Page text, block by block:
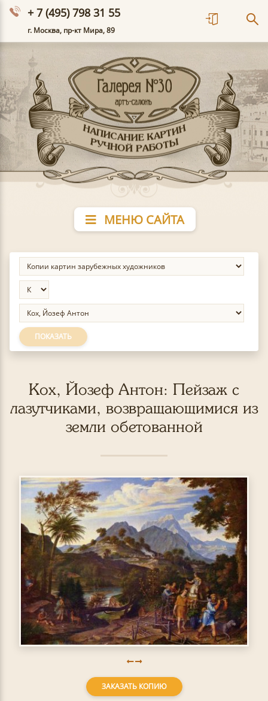
+ 7 (495) 798 31 55
г. Москва, пр-кт Мира, 89
МЕНЮ САЙТА
ПОКАЗАТЬ
Кох, Йозеф Антон: Пейзаж с
лазутчиками, возвращающимися из
земли обетованной
ЗАКАЗАТЬ КОПИЮ